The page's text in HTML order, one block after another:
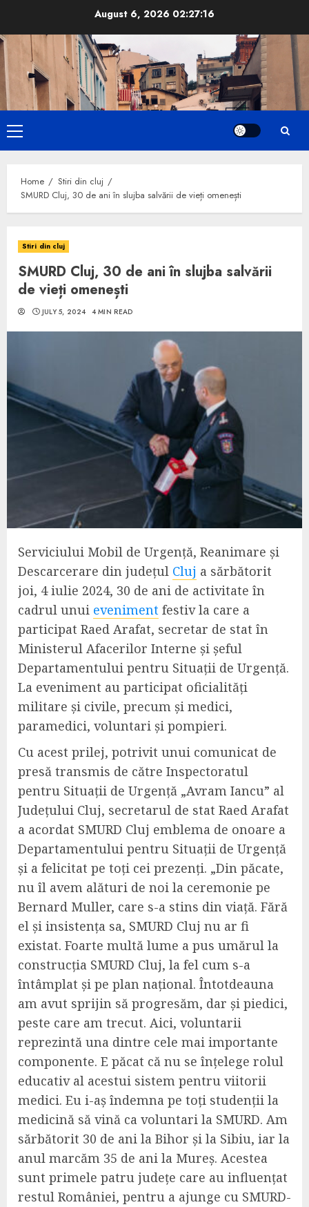
content
August 6, 2026 02:27:18
Primary
Menu
Home
Stiri din cluj
SMURD Cluj, 30 de ani în slujba salvării de vieți omenești
Stiri din cluj
SMURD Cluj, 30 de ani în slujba salvării
de vieți omenești
JULY 5, 2024 4 MIN READ
Serviciului Mobil de Urgență, Reanimare și
Descarcerare din județul Cluj a sărbătorit
joi, 4 iulie 2024, 30 de ani de activitate în
cadrul unui eveniment festiv la care a
participat Raed Arafat, secretar de stat în
Ministerul Afacerilor Interne și șeful
Departamentului pentru Situații de Urgență.
La eveniment au participat oficialități
militare și civile, precum și medici,
paramedici, voluntari și pompieri.
Cu acest prilej, potrivit unui comunicat de
presă transmis de către Inspectoratul
pentru Situații de Urgență „Avram Iancu” al
Județului Cluj, secretarul de stat Raed Arafat
a acordat SMURD Cluj emblema de onoare a
Departamentului pentru Situații de Urgență
și a felicitat pe toți cei prezenți. „Din păcate,
nu îl avem alături de noi la ceremonie pe
Bernard Muller, care s-a stins din viață. Fără
el și insistența sa, SMURD Cluj nu ar fi
existat. Foarte multă lume a pus umărul la
construcția SMURD Cluj, la fel cum s-a
întâmplat și pe plan național. Întotdeauna
am avut sprijin să progresăm, dar și piedici,
peste care am trecut. Aici, voluntarii
reprezintă una dintre cele mai importante
componente. E păcat că nu se înțelege rolul
educativ al acestui sistem pentru viitorii
medici. Eu i-aș îndemna pe toți studenții la
medicină să vină ca voluntari la SMURD. Am
sărbătorit 30 de ani la Bihor și la Sibiu, iar la
anul marcăm 35 de ani la Mureș. Acestea
sunt primele patru județe care au influențat
restul României, pentru a ajunge cu SMURD-